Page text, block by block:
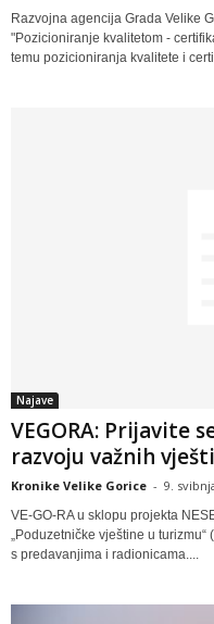
Razvojna agencija Grada Velike
"Pozicioniranje kvalitetom -
temu pozicioniranja kvalitete i
Najave
VEGORA: Prijavite
razvoju važnih
Kronike Velike Gorice - 9.
VE-GO-RA u sklopu projekta
„Poduzetničke vještine u
s predavanjima i radionicama....